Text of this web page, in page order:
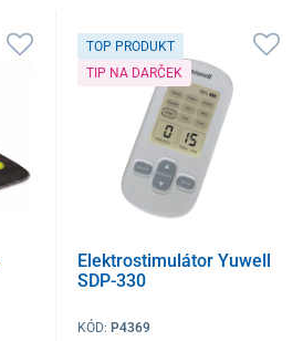
TOP PRODUKT
TIP NA DARČEK
Elektrostimulátor Yuwell
SDP-330
KÓD: P4369